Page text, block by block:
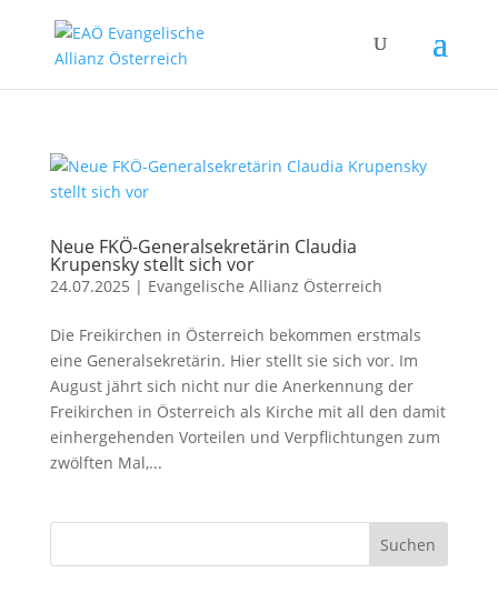
Neue FKÖ-Generalsekretärin Claudia
Krupensky stellt sich vor
24.07.2025 | Evangelische Allianz Österreich
Die Freikirchen in Österreich bekommen erstmals
eine Generalsekretärin. Hier stellt sie sich vor. Im
August jährt sich nicht nur die Anerkennung der
Freikirchen in Österreich als Kirche mit all den damit
einhergehenden Vorteilen und Verpflichtungen zum
zwölften Mal,...
Suchen